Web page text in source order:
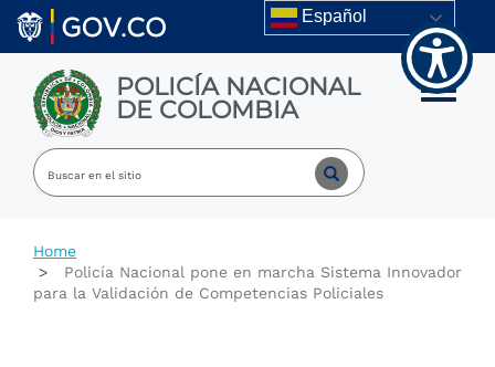
Welcome
All
Accessibility
screen
reader.
Accessibility
Skip to main content Español
POLICÍA NACIONAL
DE COLOMBIA Toggle
Home
Policía Nacional pone en marcha Sistema Innovador
para la Validación de Competencias Policiales